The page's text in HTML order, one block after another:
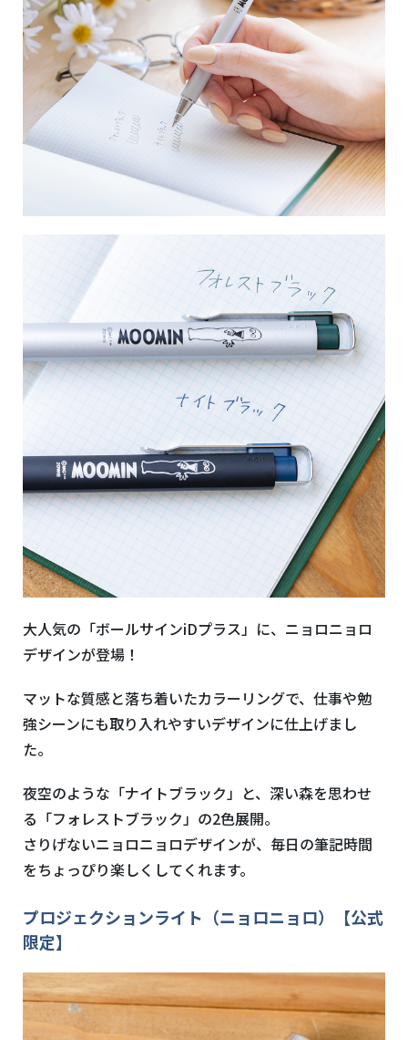
大人気の「ボールサインiDプラス」に、ニョロニョロ
デザインが登場！
マットな質感と落ち着いたカラーリングで、仕事や勉
強シーンにも取り入れやすいデザインに仕上げまし
た。
夜空のような「ナイトブラック」と、深い森を思わせ
る「フォレストブラック」の2色展開。
さりげないニョロニョロデザインが、毎日の筆記時間
をちょっぴり楽しくしてくれます。
プロジェクションライト（ニョロニョロ）【公式
限定】